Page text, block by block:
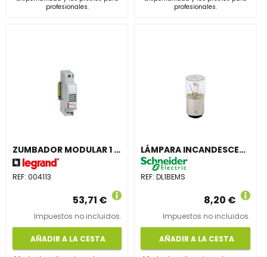
profesionales.
profesionales.
ZUMBADOR MODULAR 1 MÓDULO 230/400V LEXIC
REF: 004113
53,71 €
Impuestos no incluidos.
AÑADIR A LA CESTA
LÁMPARA INCANDESCENTE CASQUILLO BA15D 5W 230V
REF:DL1BEMS
8,20 €
Impuestos no incluidos.
AÑADIR A LA CESTA